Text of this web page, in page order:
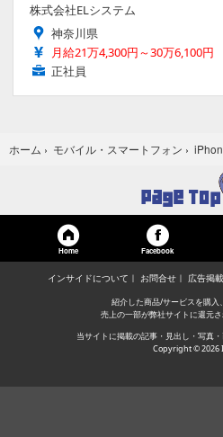
株式会社ELシステム
神奈川県
月給21万4,300円～30万6,100円
正社員
ホーム › モバイル・スマートフォン ›
Home Facebook
インサイドについて お問合せ 広告掲載
紹介した商品/サービスを購入
売上の一部が弊社サイトに還元さ
当サイトに掲載の記事・見出し・写真
Copyright © 2026